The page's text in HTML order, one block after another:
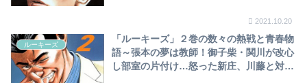
2021.10.20
ルーキーズ
「ルーキーズ」２巻の数々の熱戦と青春物
語～張本の夢は教師！御子柴・関川が改心
し部室の片付け…怒った新庄、川藤と対峙